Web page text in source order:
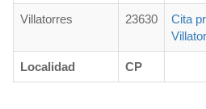
Villatorres 23630
Cita
Localidad CP